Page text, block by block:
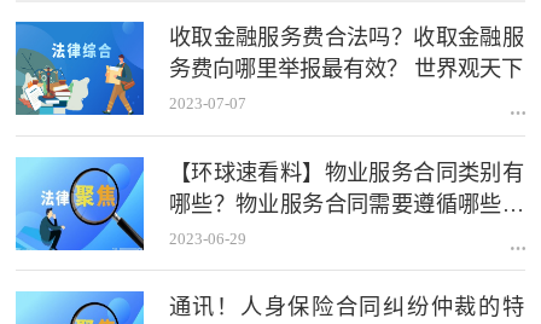
收取金融服务费合法吗？收取金融服
务费向哪里举报最有效？ 世界观天下
2023-07-07
【环球速看料】物业服务合同类别有
哪些？物业服务合同需要遵循哪些原
则？
2023-06-29
通讯！人身保险合同纠纷仲裁的特